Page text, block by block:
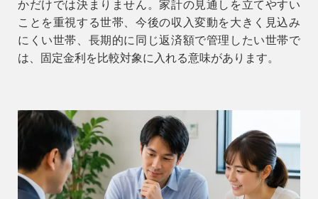
かだけでは決まりません。家計の見通しを立てやすい
ことを重視する世帯、今後の収入変動を大きく見込み
にくい世帯、長期的に同じ返済額で管理したい世帯で
は、固定金利を比較対象に入れる意味があります。